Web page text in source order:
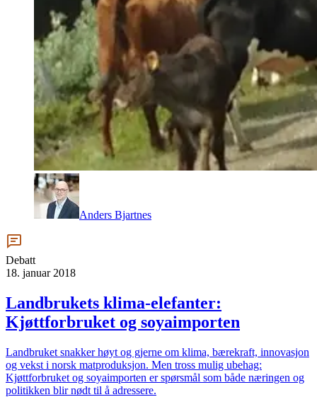
Anders Bjartnes
Debatt
18. januar 2018
Landbrukets klima-elefanter:
Kjøttforbruket og soyaimporten
Landbruket snakker høyt og gjerne om klima, bærekraft, innovasjon
og vekst i norsk matproduksjon. Men tross mulig ubehag:
Kjøttforbruket og soyaimporten er spørsmål som både næringen og
politikken blir nødt til å adressere.